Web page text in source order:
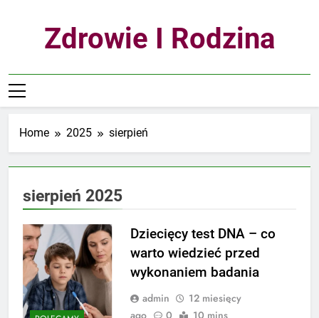
Zdrowie I Rodzina
Home 2025 sierpień
sierpień 2025
Dziecięcy test DNA – co
warto wiedzieć przed
wykonaniem badania
admin
12 miesięcy